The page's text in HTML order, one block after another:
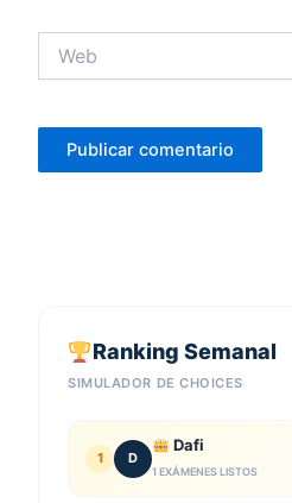
Ranking Semanal
SIMULADOR DE CHOICES
1 D
Dafi
1 EXÁMENES LISTOS